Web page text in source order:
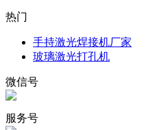
热门
手持激光焊接机厂家
玻璃激光打孔机
微信号
服务号